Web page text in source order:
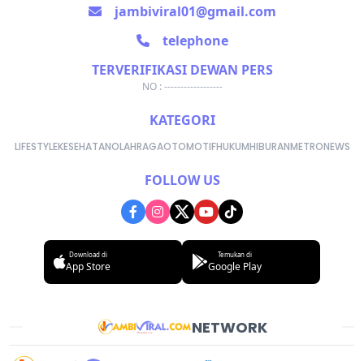
jambiviral01@gmail.com
telephone
TERVERIFIKASI DEWAN PERS
NO : ------------------
KATEGORI
LIFESTYLEKESEHATANOLAHRAGAOTOMOTIFHUKUMHIBURANMETRONEWS
FOLLOW US
Download di
App Store
Temukan di
Google Play
NETWORK